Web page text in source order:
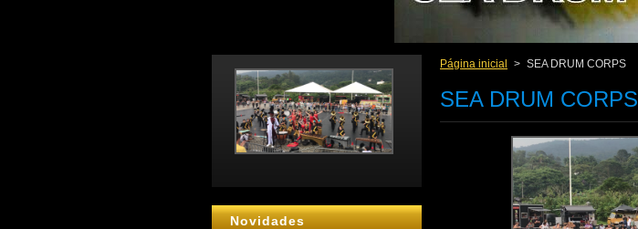
Página inicial > SEA DRUM CORPS
SEA DRUM CORPS
Novidades